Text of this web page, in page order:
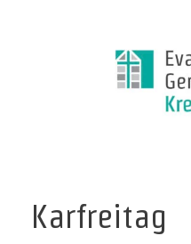
Karfreitag